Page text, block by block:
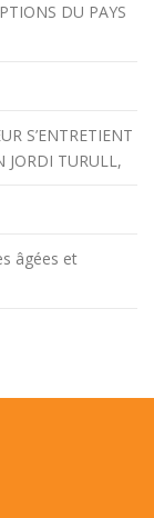
DU PAYS
S’ENTRETIENT
JORDI TURULL,
âgées et